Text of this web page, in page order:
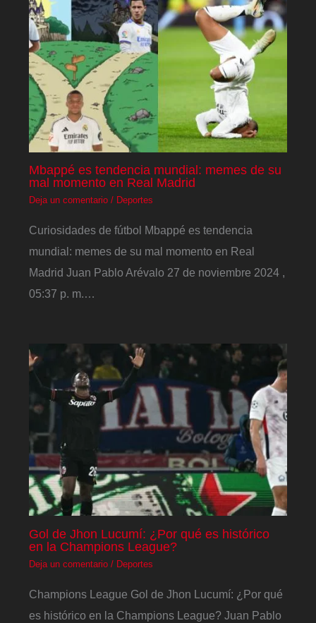
Mbappé es tendencia mundial: memes de su
mal momento en Real Madrid
Deja un comentario / Deportes
Curiosidades de fútbol Mbappé es tendencia
mundial: memes de su mal momento en Real
Madrid Juan Pablo Arévalo 27 de noviembre 2024 ,
05:37 p. m.…
Gol de Jhon Lucumí: ¿Por qué es histórico
en la Champions League?
Deja un comentario / Deportes
Champions League Gol de Jhon Lucumí: ¿Por qué
es histórico en la Champions League? Juan Pablo